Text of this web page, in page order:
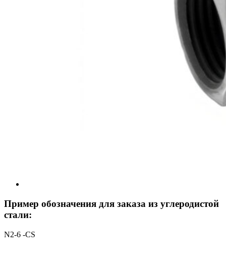
Пример обозначения для заказа из углеродистой
стали:
N2-6 -CS